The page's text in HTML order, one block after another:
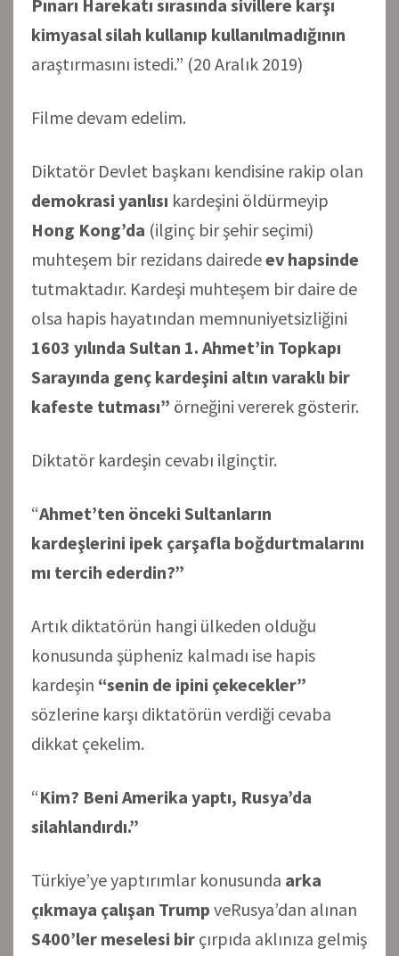
Pınarı Harekatı sırasında sivillere karşı
kimyasal silah kullanıp kullanılmadığının
araştırmasını istedi.” (20 Aralık 2019)
Filme devam edelim.
Diktatör Devlet başkanı kendisine rakip olan
demokrasi yanlısı kardeşini öldürmeyip
Hong Kong’da (ilginç bir şehir seçimi)
muhteşem bir rezidans dairedeev hapsinde
tutmaktadır. Kardeşi muhteşem bir daire de
olsa hapis hayatından memnuniyetsizliğini
1603 yılında Sultan 1. Ahmet’in Topkapı
Sarayında genç kardeşini altın varaklı bir
kafeste tutması” örneğini vererek gösterir.
Diktatör kardeşin cevabı ilginçtir.
“Ahmet’ten önceki Sultanların
kardeşlerini ipek çarşafla boğdurtmalarını
mı tercih ederdin?”
Artık diktatörün hangi ülkeden olduğu
konusunda şüpheniz kalmadı ise hapis
kardeşin “senin de ipini çekecekler”
sözlerine karşı diktatörün verdiği cevaba
dikkat çekelim.
“Kim? Beni Amerika yaptı, Rusya’da
silahlandırdı.”
Türkiye’ye yaptırımlar konusunda arka
çıkmaya çalışan Trump veRusya’dan alınan
S400’ler meselesi bir çırpıda aklınıza gelmiş